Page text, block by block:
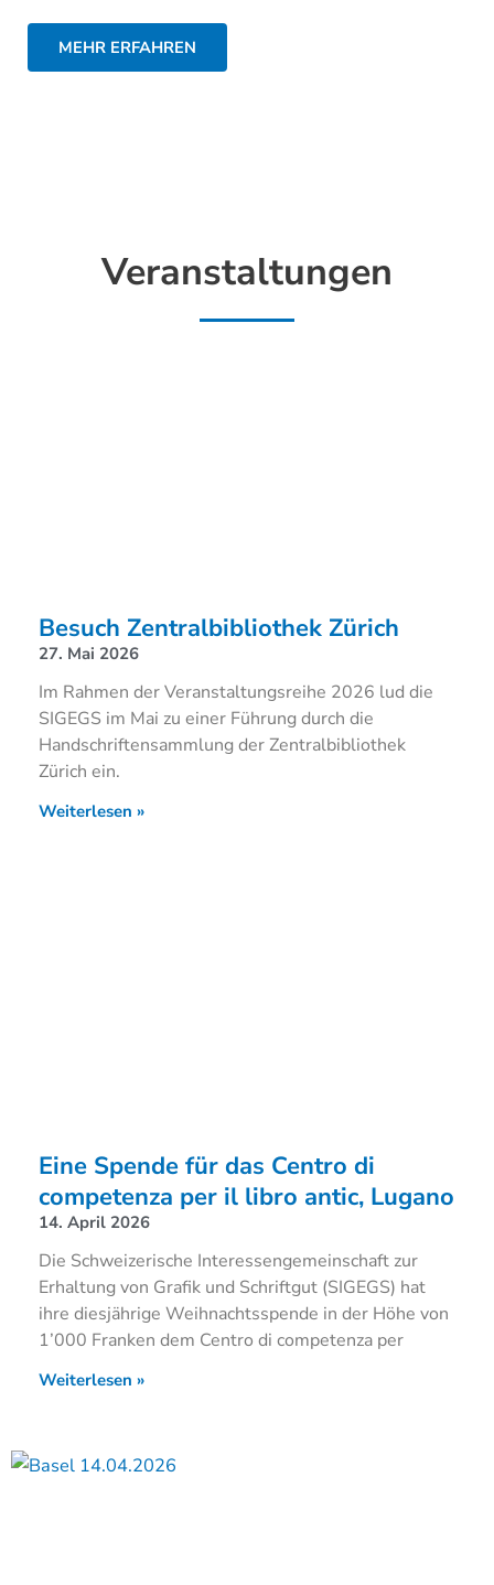
MEHR ERFAHREN
Veranstaltungen
Besuch Zentralbibliothek Zürich
27. Mai 2026
Im Rahmen der Veranstaltungsreihe 2026 lud die
SIGEGS im Mai zu einer Führung durch die
Handschriftensammlung der Zentralbibliothek
Zürich ein.
Weiterlesen »
Eine Spende für das Centro di
competenza per il libro antic, Lugano
14. April 2026
Die Schweizerische Interessengemeinschaft zur
Erhaltung von Grafik und Schriftgut (SIGEGS) hat
ihre diesjährige Weihnachtsspende in der Höhe von
1’000 Franken dem Centro di competenza per
Weiterlesen »